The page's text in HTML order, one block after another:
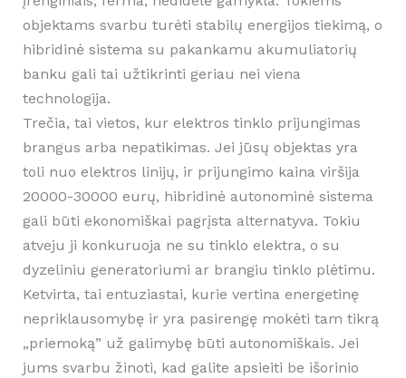
objektams svarbu turėti stabilų energijos tiekimą, o
hibridinė sistema su pakankamu akumuliatorių
banku gali tai užtikrinti geriau nei viena
technologija.
Trečia, tai vietos, kur elektros tinklo prijungimas
brangus arba nepatikimas. Jei jūsų objektas yra
toli nuo elektros linijų, ir prijungimo kaina viršija
20000-30000 eurų, hibridinė autonominė sistema
gali būti ekonomiškai pagrįsta alternatyva. Tokiu
atveju ji konkuruoja ne su tinklo elektra, o su
dyzeliniu generatoriumi ar brangiu tinklo plėtimu.
Ketvirta, tai entuziastai, kurie vertina energetinę
nepriklausomybę ir yra pasirengę mokėti tam tikrą
„priemoką” už galimybę būti autonomiškais. Jei
jums svarbu žinoti, kad galite apsieiti be išorinio